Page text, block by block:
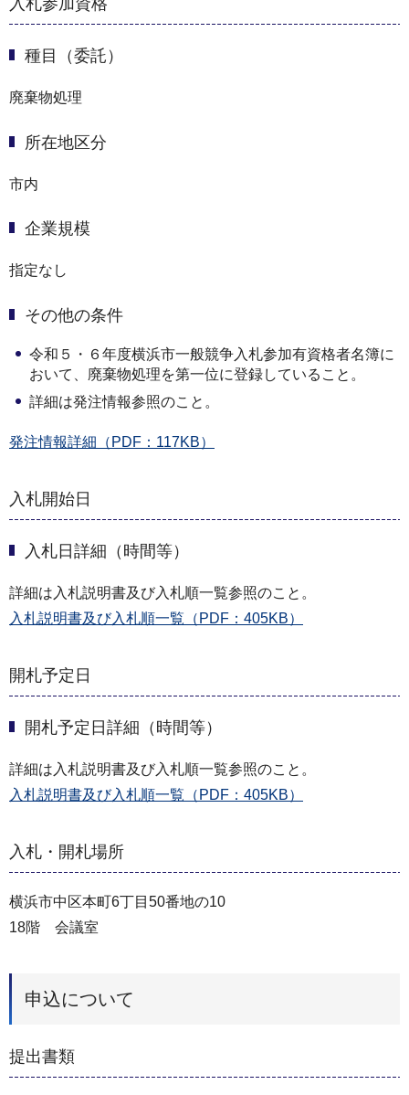
種目（委託）
廃棄物処理
所在地区分
市内
企業規模
指定なし
その他の条件
令和５・６年度横浜市一般競争入札参加有資格者名簿に
おいて、廃棄物処理を第一位に登録していること。
詳細は発注情報参照のこと。
発注情報詳細（PDF：117KB）
入札開始日
入札日詳細（時間等）
詳細は入札説明書及び入札順一覧参照のこと。
入札説明書及び入札順一覧（PDF：405KB）
開札予定日
開札予定日詳細（時間等）
詳細は入札説明書及び入札順一覧参照のこと。
入札説明書及び入札順一覧（PDF：405KB）
入札・開札場所
横浜市中区本町6丁目50番地の10
18階 会議室
申込について
提出書類